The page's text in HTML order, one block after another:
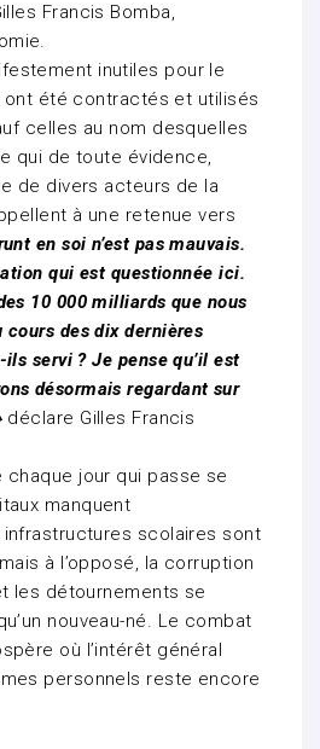
Francis Bomba,
inutiles pour le
été contractés et utilisés
celles au nom desquelles
qui de toute évidence,
de divers acteurs de la
à une retenue vers
en soi n’est pas mauvais.
qui est questionnée ici.
10 000 milliards que nous
cours des dix dernières
servi ? Je pense qu’il est
désormais regardant sur
déclare Gilles Francis
chaque jour qui passe se
manquent
infrastructures scolaires sont
à l’opposé, la corruption
les détournements se
nouveau-né. Le combat
où l’intérêt général
personnels reste encore